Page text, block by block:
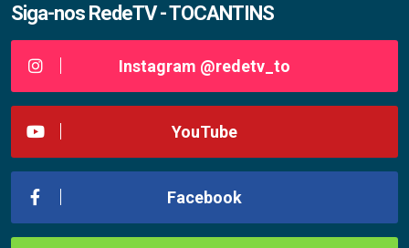
Siga-nos RedeTV - TOCANTINS
Instagram @redetv_to
YouTube
Facebook